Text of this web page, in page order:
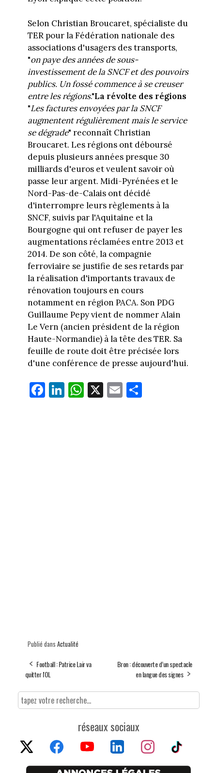
Selon Christian Broucaret, spécialiste du
TER pour la Fédération nationale des
associations d'usagers des transports,
"on paye des années de sous-
investissement de la SNCF et des pouvoirs
publics. Un fossé commence à se creuser
entre les régions."La révolte des régions
"Les factures envoyées par la SNCF
augmentent régulièrement mais le service
se dégrade" reconnaît Christian
Broucaret. Les régions ont déboursé
depuis plusieurs années presque 30
milliards d'euros et veulent savoir où
passe leur argent. Midi-Pyrénées et le
Nord-Pas-de-Calais ont décidé
d'interrompre leurs règlements à la
SNCF, suivis par l'Aquitaine et la
Bourgogne qui ont refuser de payer les
augmentations réclamées entre 2013 et
2014. De son côté, la compagnie
ferroviaire se justifie de ses retards par
la réalisation d'importants travaux de
rénovation toujours en cours
notamment en région PACA. Son PDG
Guillaume Pepy vient de nommer Alain
Le Vern (ancien président de la région
Haute-Normandie) à la tête des TER. Sa
feuille de route doit être précisée lors
d'une conférence de presse aujourd'hui.
Fa
ce
Li
nk
W
ha
X E
m
Pa
rt
Publié dans Actualité
Football : Patrice Lair va
quitter l'OL
Bron : découverte d’un spectacle
en langue des signes
réseaux sociaux